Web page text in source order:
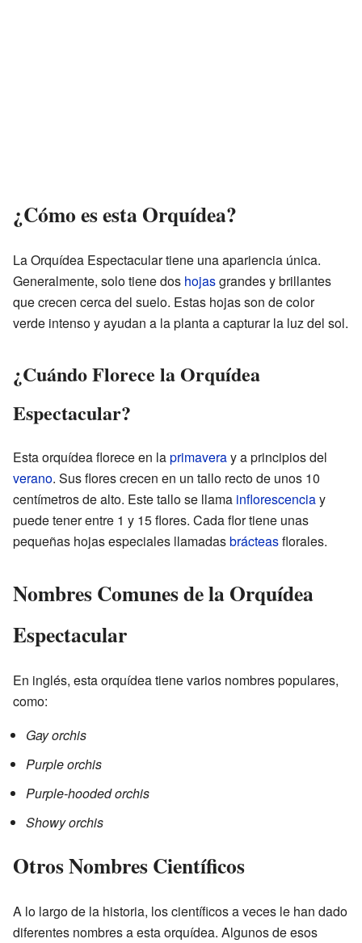
¿Cómo es esta Orquídea?
La Orquídea Espectacular tiene una apariencia única.
Generalmente, solo tiene dos hojasgrandes y brillantes
que crecen cerca del suelo. Estas hojas son de color
verde intenso y ayudan a la planta a capturar la luz del sol.
¿Cuándo Florece la Orquídea
Espectacular?
Esta orquídea florece en laprimaveray a principios del
verano. Sus flores crecen en un tallo recto de unos 10
centímetros de alto. Este tallo se llama inflorescenciay
puede tener entre 1 y 15 flores. Cada flor tiene unas
pequeñas hojas especiales llamadasbrácteasflorales.
Nombres Comunes de la Orquídea
Espectacular
En inglés, esta orquídea tiene varios nombres populares,
como:
Gay orchis
Purple orchis
Purple-hooded orchis
Showy orchis
Otros Nombres Científicos
A lo largo de la historia, los científicos a veces le han dado
diferentes nombres a esta orquídea. Algunos de esos